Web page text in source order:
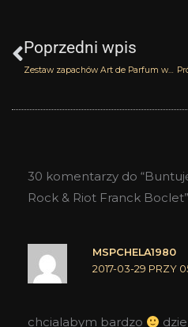
Poprzedni wpis
Zestaw zapachów Art de Parfum wygrywa…
30 komentarzy do
Rock & Riot Franck Boclet”
MSPCHELA1980
2017-03-29 PRZY
chcialabym bardzo